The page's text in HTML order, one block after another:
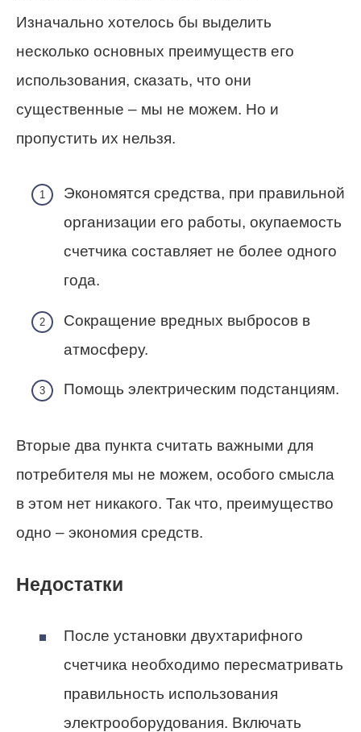
Изначально хотелось бы выделить
несколько основных преимуществ его
использования, сказать, что они
существенные – мы не можем. Но и
пропустить их нельзя.
Экономятся средства, при правильной
организации его работы, окупаемость
счетчика составляет не более одного
года.
Сокращение вредных выбросов в
атмосферу.
Помощь электрическим подстанциям.
Вторые два пункта считать важными для
потребителя мы не можем, особого смысла
в этом нет никакого. Так что, преимущество
одно – экономия средств.
Недостатки
После установки двухтарифного
счетчика необходимо пересматривать
правильность использования
электрооборудования. Включать